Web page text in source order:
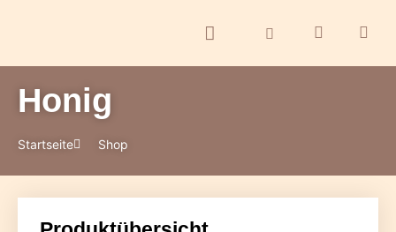
Honig
Startseite Shop